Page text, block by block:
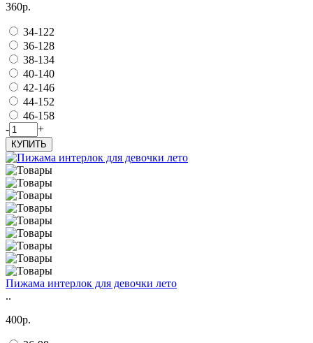
360р.
34-122
36-128
38-134
40-140
42-146
44-152
46-158
-
+
КУПИТЬ
Пижама интерлок для девочки лето
..
400р.